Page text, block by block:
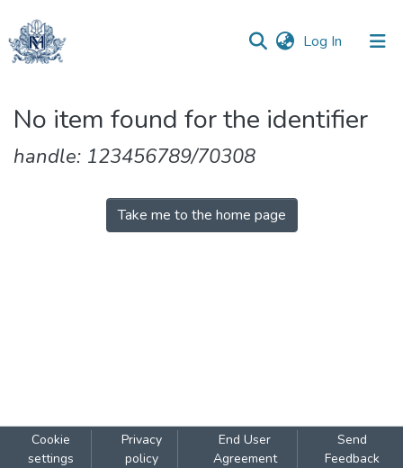
Log In (current)
&
Collections
No item found for the identifier
handle: 123456789/70308
Take me to the home page
Cookie
settings
Privacy
policy
End User
Agreement
Send
Feedback